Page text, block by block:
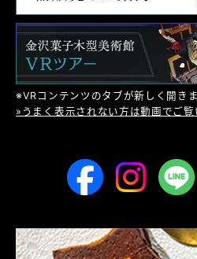
※VRコンテンツのタブが新しく開き
»うまく表示されない方は動画でご覧